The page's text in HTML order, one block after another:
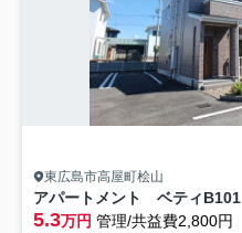
東広島市高屋町桧山
アパートメント ベティB101
5.3万円 管理/共益費2,800円